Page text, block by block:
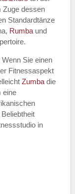
Zuge dessen
Standardtänze
Rumba und
Sie einen
Fitnessaspekt
Zumba die
eine
in